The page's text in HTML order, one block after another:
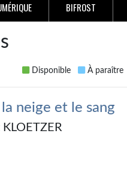
BIFROST
Disponible À paraître
la neige et le sang